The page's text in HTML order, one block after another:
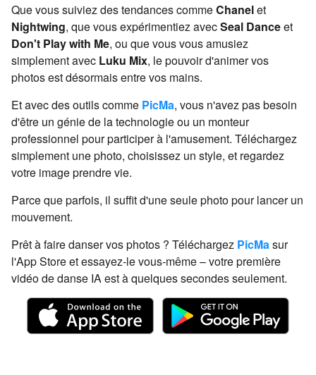
Que vous suiviez des tendances commeChanelet
Nightwing, que vous expérimentiez avecSeal Danceet
Don't Play with Me, ou que vous vous amusiez
simplement avec Luku Mix, le pouvoir d'animer vos
photos est désormais entre vos mains.
Et avec des outils comme PicMa, vous n'avez pas besoin
d'être un génie de la technologie ou un monteur
professionnel pour participer à l'amusement. Téléchargez
simplement une photo, choisissez un style, et regardez
votre image prendre vie.
Parce que parfois, il suffit d'une seule photo pour lancer un
mouvement.
Prêt à faire danser vos photos ? Téléchargez PicMasur
l'App Store et essayez-le vous-même – votre première
vidéo de danse IA est à quelques secondes seulement.